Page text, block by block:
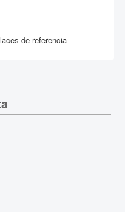
de referencia